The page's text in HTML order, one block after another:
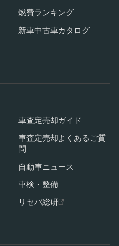
燃費ランキング
新車中古車カタログ
車査定売却ガイド
車査定売却よくあるご質
問
自動車ニュース
車検・整備
リセバ総研